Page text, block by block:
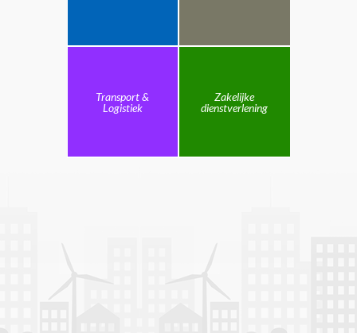
Transport &
Logistiek
Zakelijke
dienstverlening